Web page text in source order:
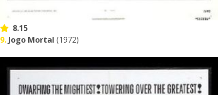
8.15
9. Jogo Mortal (1972)